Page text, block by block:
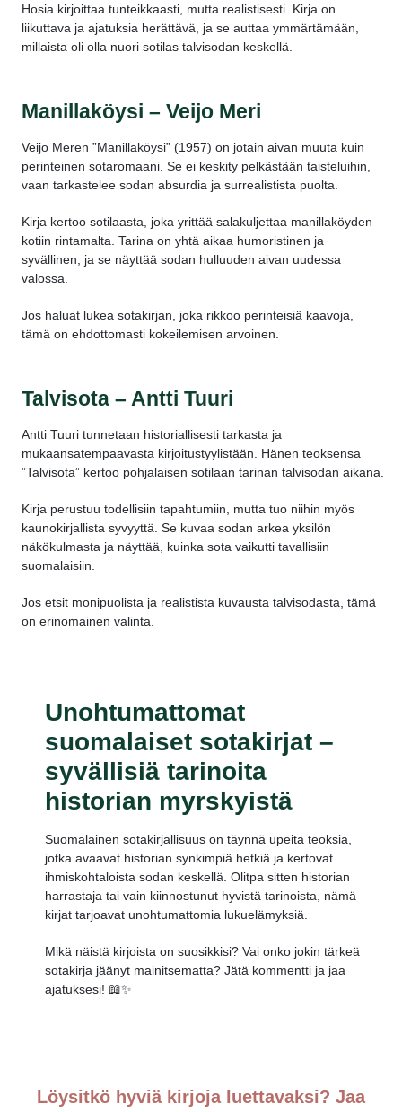
Hosia kirjoittaa tunteikkaasti, mutta realistisesti. Kirja on
liikuttava ja ajatuksia herättävä, ja se auttaa ymmärtämään,
millaista oli olla nuori sotilas talvisodan keskellä.
Manillaköysi – Veijo Meri
Veijo Meren ”Manillaköysi” (1957) on jotain aivan muuta kuin
perinteinen sotaromaani. Se ei keskity pelkästään taisteluihin,
vaan tarkastelee sodan absurdia ja surrealistista puolta.
Kirja kertoo sotilaasta, joka yrittää salakuljettaa manillaköyden
kotiin rintamalta. Tarina on yhtä aikaa humoristinen ja
syvällinen, ja se näyttää sodan hulluuden aivan uudessa
valossa.
Jos haluat lukea sotakirjan, joka rikkoo perinteisiä kaavoja,
tämä on ehdottomasti kokeilemisen arvoinen.
Talvisota – Antti Tuuri
Antti Tuuri tunnetaan historiallisesti tarkasta ja
mukaansatempaavasta kirjoitustyylistään. Hänen teoksensa
”Talvisota” kertoo pohjalaisen sotilaan tarinan talvisodan aikana.
Kirja perustuu todellisiin tapahtumiin, mutta tuo niihin myös
kaunokirjallista syvyyttä. Se kuvaa sodan arkea yksilön
näkökulmasta ja näyttää, kuinka sota vaikutti tavallisiin
suomalaisiin.
Jos etsit monipuolista ja realistista kuvausta talvisodasta, tämä
on erinomainen valinta.
Unohtumattomat
suomalaiset sotakirjat –
syvällisiä tarinoita
historian myrskyistä
Suomalainen sotakirjallisuus on täynnä upeita teoksia,
jotka avaavat historian synkimpiä hetkiä ja kertovat
ihmiskohtaloista sodan keskellä. Olitpa sitten historian
harrastaja tai vain kiinnostunut hyvistä tarinoista, nämä
kirjat tarjoavat unohtumattomia lukuelämyksiä.
Mikä näistä kirjoista on suosikkisi? Vai onko jokin tärkeä
sotakirja jäänyt mainitsematta? Jätä kommentti ja jaa
ajatuksesi! 📖✨
Löysitkö hyviä kirjoja luettavaksi? Jaa